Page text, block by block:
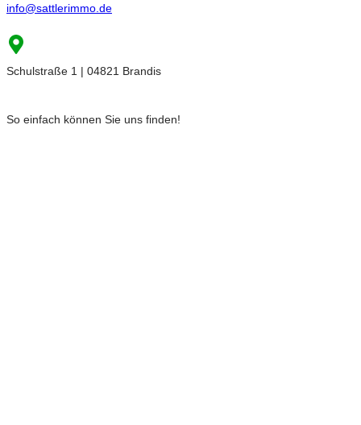
info@sattlerimmo.de
Schulstraße 1 | 04821 Brandis
So einfach können Sie uns finden!